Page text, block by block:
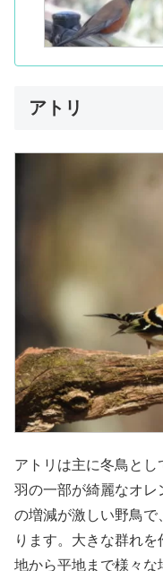
アトリ
アトリは主に冬鳥と
羽の一部が綺麗なオ
の増減が激しい野鳥
ります。大きな群れ
地から平地まで様々な